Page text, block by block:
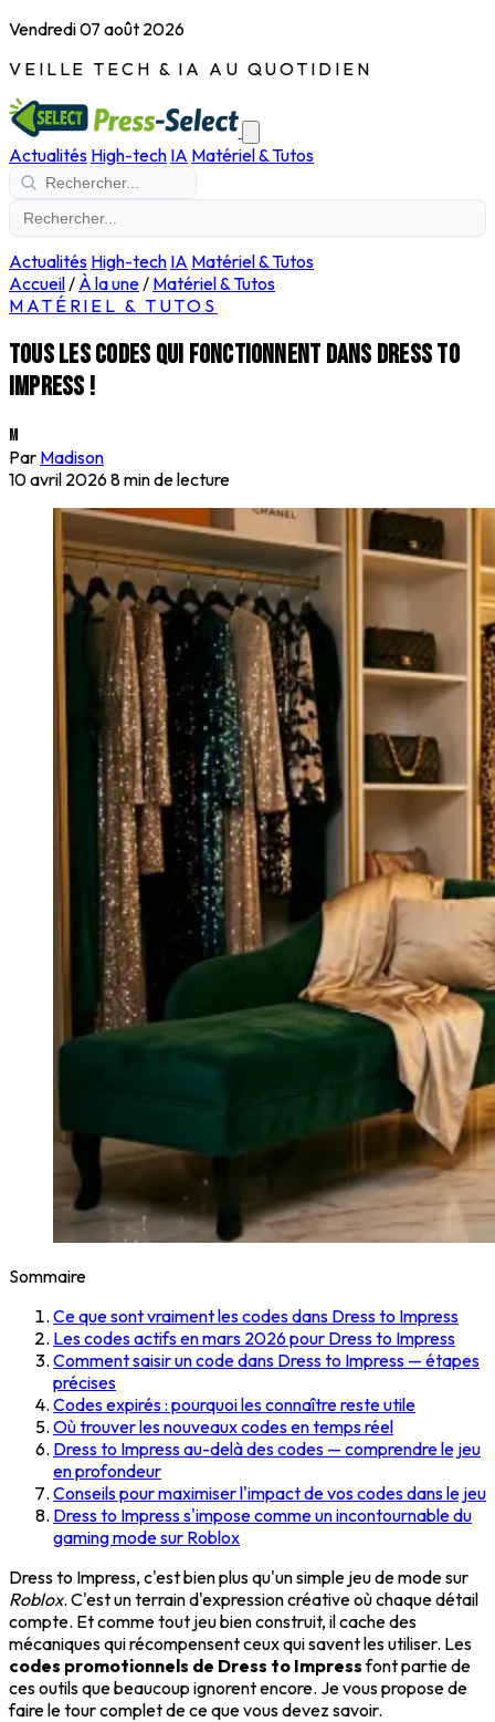
Vendredi 07 août 2026
VEILLE TECH & IA AU QUOTIDIEN
Actualités High-tech IA Matériel & Tutos
Actualités High-tech IA Matériel & Tutos
Accueil/ À la une/ Matériel & Tutos
MATÉRIEL & TUTOS
Tous les codes qui fonctionnent dans Dress to
Impress !
M
Par Madison
10 avril 20268 min de lecture
Sommaire
Ce que sont vraiment les codes dans Dress to Impress
Les codes actifs en mars 2026 pour Dress to Impress
Comment saisir un code dans Dress to Impress — étapes
précises
Codes expirés : pourquoi les connaître reste utile
Où trouver les nouveaux codes en temps réel
Dress to Impress au-delà des codes — comprendre le jeu
en profondeur
Conseils pour maximiser l'impact de vos codes dans le jeu
Dress to Impress s'impose comme un incontournable du
gaming mode sur Roblox
Dress to Impress, c'est bien plus qu'un simple jeu de mode sur
Roblox. C'est un terrain d'expression créative où chaque détail
compte. Et comme tout jeu bien construit, il cache des
mécaniques qui récompensent ceux qui savent les utiliser. Les
codes promotionnels de Dress to Impressfont partie de
ces outils que beaucoup ignorent encore. Je vous propose de
faire le tour complet de ce que vous devez savoir.